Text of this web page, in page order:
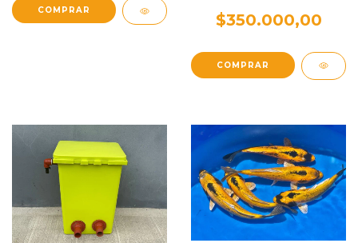
$350.000,00